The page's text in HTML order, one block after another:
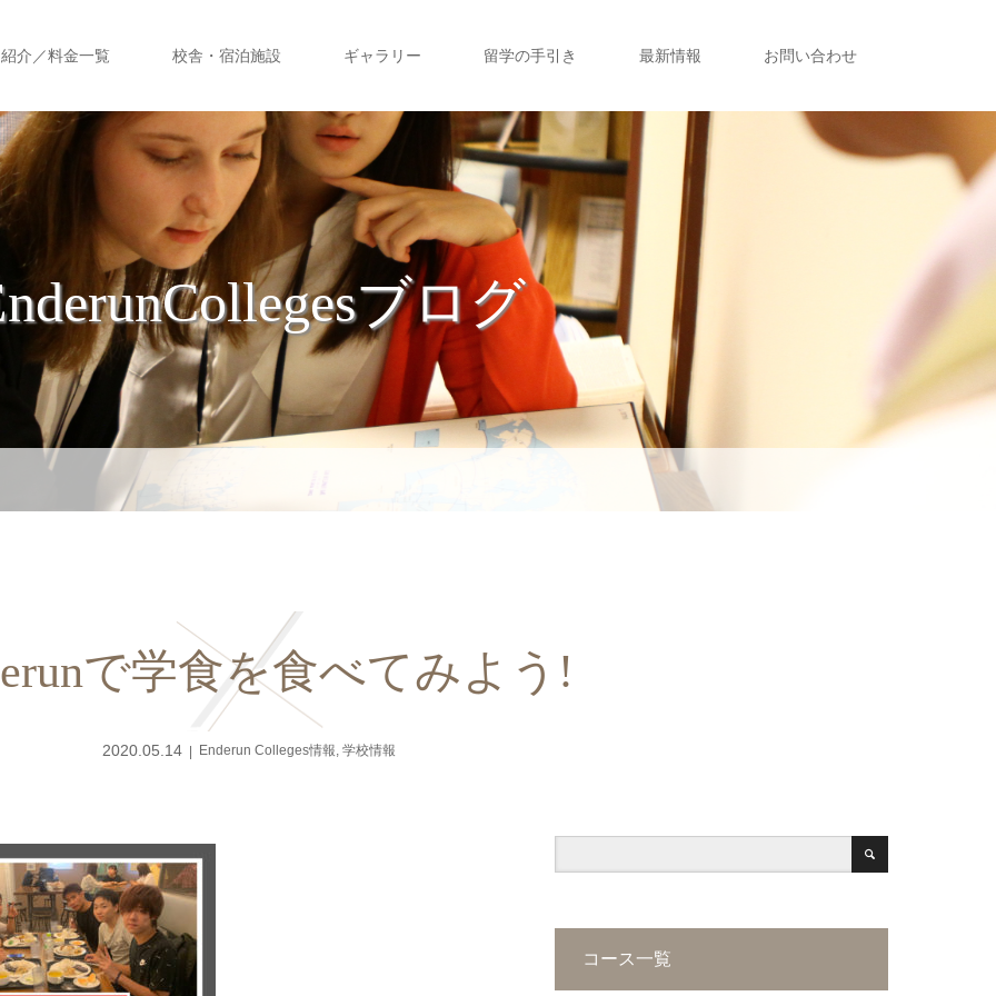
介／料金一覧 校舎・宿泊施設 ギャラリー 留学の手引き 最新情報 お問い合わせ
ブログ
で学食を食べてみよう!
2020.05.14 Enderun Colleges情報, 学校情報
コース一覧